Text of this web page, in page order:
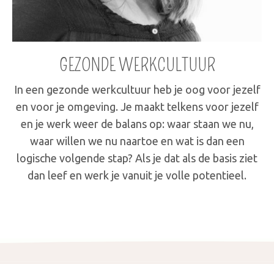
GEZONDE WERKCULTUUR
In een gezonde werkcultuur heb je oog voor jezelf
en voor je omgeving. Je maakt telkens voor jezelf
en je werk weer de balans op: waar staan we nu,
waar willen we nu naartoe en wat is dan een
logische volgende stap? Als je dat als de basis ziet
dan leef en werk je vanuit je volle potentieel.